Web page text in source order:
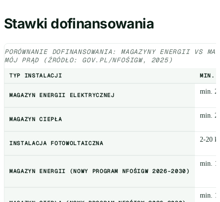
Stawki dofinansowania
PORÓWNANIE DOFINANSOWANIA: MAGAZYNY ENERGII VS
MÓJ PRĄD (ŹRÓDŁO: GOV.PL/NFOŚIGW, 2025)
TYP INSTALACJI MIN.
MAGAZYN ENERGII ELEKTRYCZNEJ min. 2
MAGAZYN CIEPŁA min.
INSTALACJA FOTOWOLTAICZNA 2-20
MAGAZYN ENERGII (NOWY PROGRAM NFOŚIGW 2026-2030)
min.
min.